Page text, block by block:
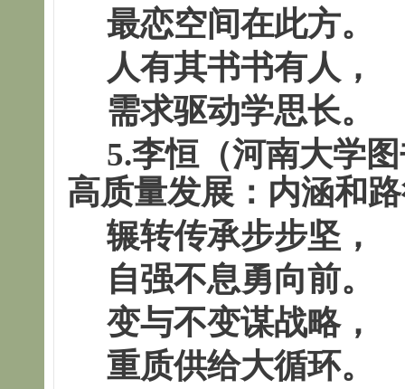
最恋空间在此方。
人有其书书有人，
需求驱动学思长。
5.李恒（河南大学
高质量发展 ：内涵和
辗转传承步步坚，
自强不息勇向前。
变与不变谋战略，
重质供给大循环。